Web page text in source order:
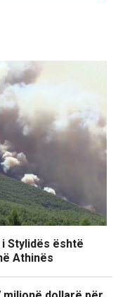
Stylidës është
Athinës